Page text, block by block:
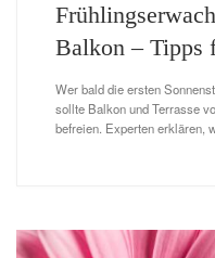
Balkon – Tipps
Wer bald die ersten
sollte Balkon und Terrasse
befreien. Experten erklären,